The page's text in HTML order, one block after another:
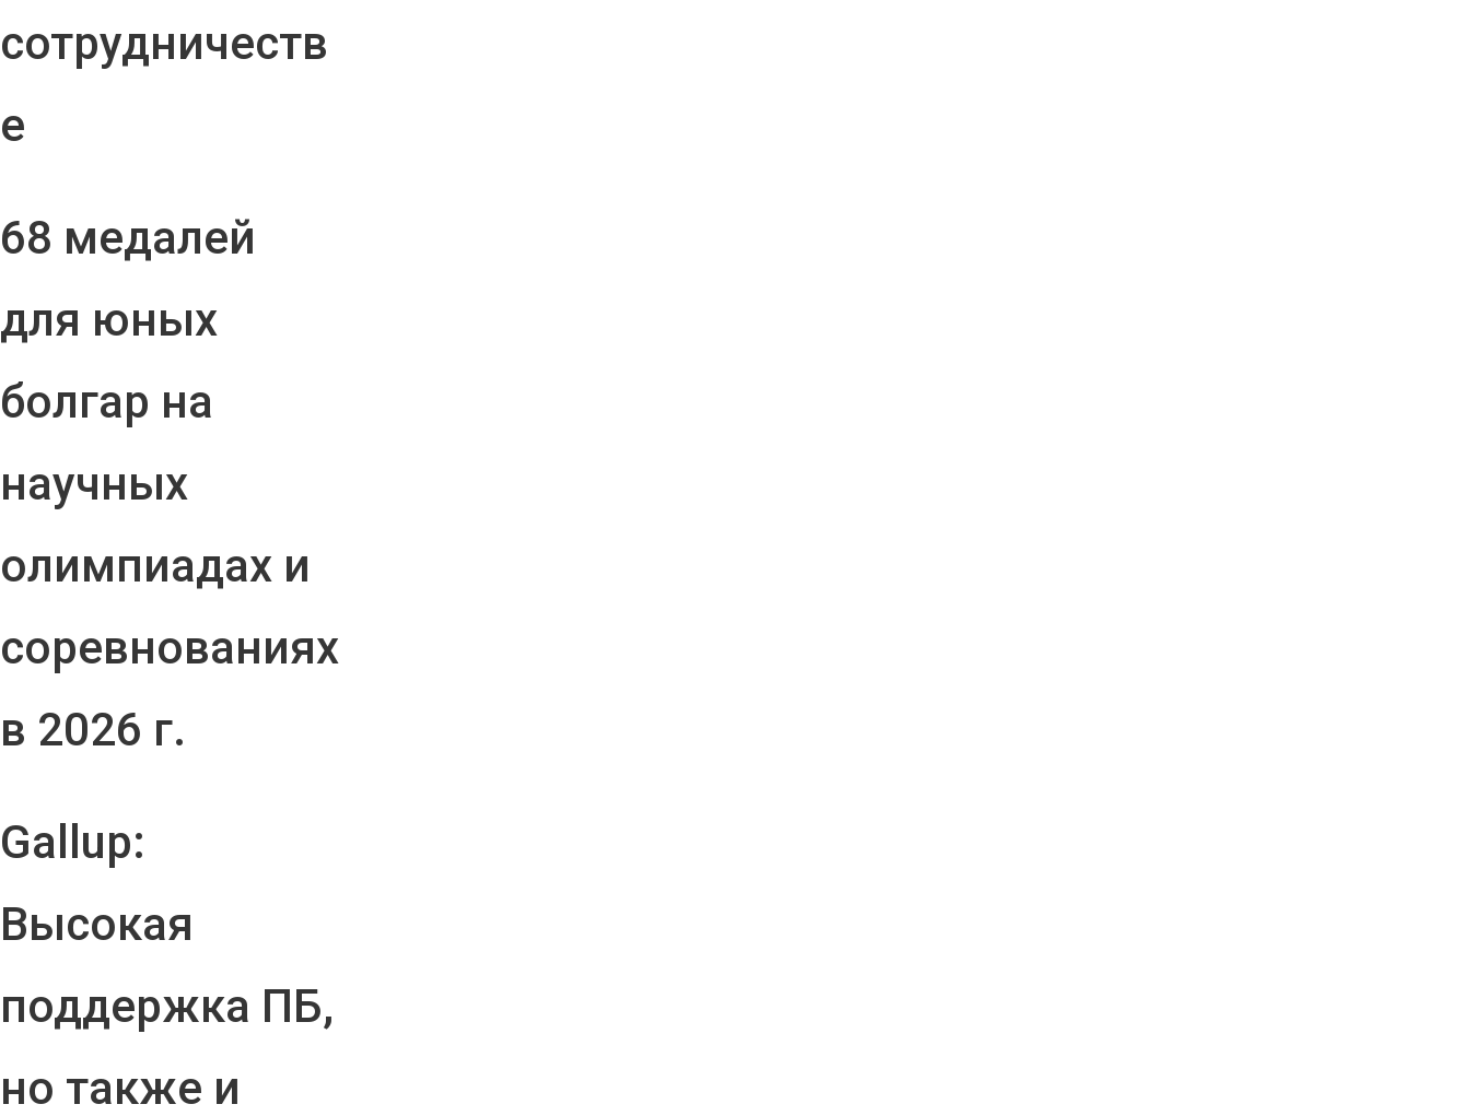
сотрудничеств
е
68 медалей
для юных
болгар на
научных
олимпиадах и
соревнованиях
в 2026 г.
Gallup:
Высокая
поддержка ПБ,
но также и